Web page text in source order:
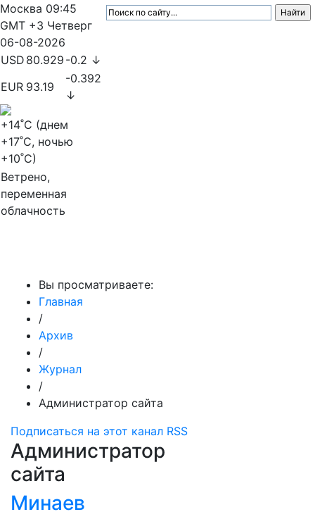
Москва 09:45
GMT +3 Четверг
06-08-2026
USD 80.929 -0.2 ↓
EUR 93.19
-0.392
↓
+14˚C (днем
+17˚C, ночью
+10˚C)
Ветрено,
переменная
облачность
Вы просматриваете:
Главная
/
Архив
/
Журнал
/
Администратор сайта
Подписаться на этот канал RSS
Администратор
сайта
Минаев